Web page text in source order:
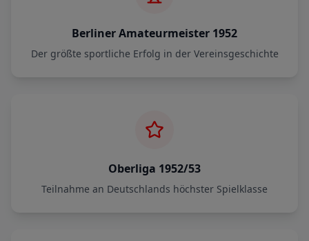
Berliner Amateurmeister 1952
Der größte sportliche Erfolg in der Vereinsgeschichte
Oberliga 1952/53
Teilnahme an Deutschlands höchster Spielklasse